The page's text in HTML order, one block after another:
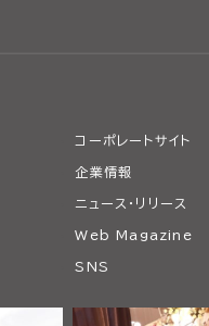
コーポレートサイト
企業情報
ニュース・リリース
Web Magazine
SNS